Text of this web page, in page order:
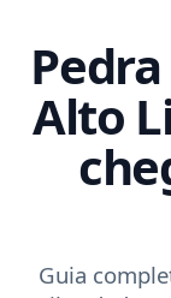
Alto
Guia